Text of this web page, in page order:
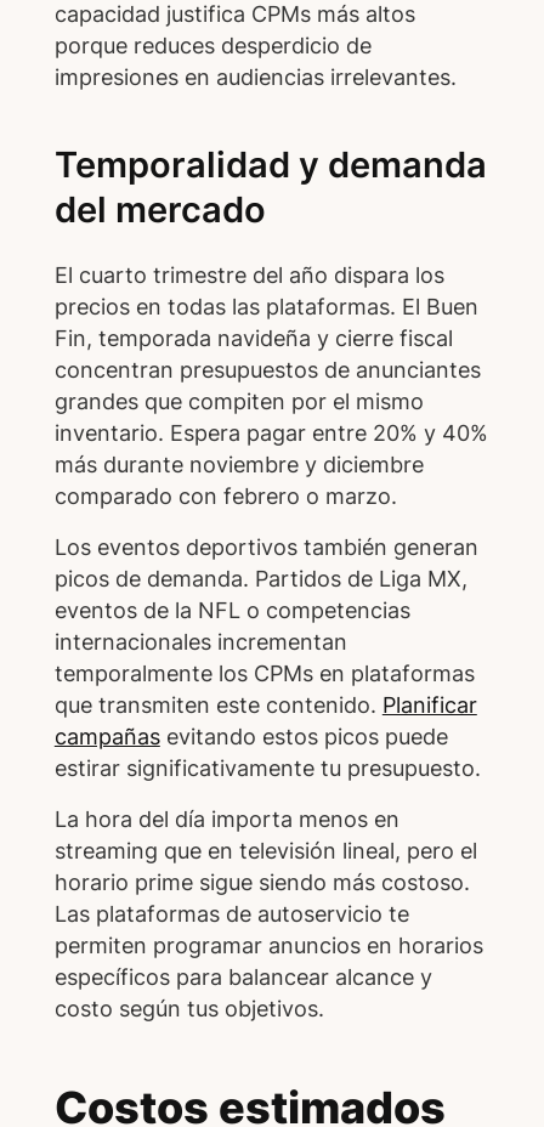
capacidad justifica CPMs más altos
porque reduces desperdicio de
impresiones en audiencias irrelevantes.
Temporalidad y demanda
del mercado
El cuarto trimestre del año dispara los
precios en todas las plataformas. El Buen
Fin, temporada navideña y cierre fiscal
concentran presupuestos de anunciantes
grandes que compiten por el mismo
inventario. Espera pagar entre 20% y 40%
más durante noviembre y diciembre
comparado con febrero o marzo.
Los eventos deportivos también generan
picos de demanda. Partidos de Liga MX,
eventos de la NFL o competencias
internacionales incrementan
temporalmente los CPMs en plataformas
que transmiten este contenido. Planificar
campañasevitando estos picos puede
estirar significativamente tu presupuesto.
La hora del día importa menos en
streaming que en televisión lineal, pero el
horario prime sigue siendo más costoso.
Las plataformas de autoservicio te
permiten programar anuncios en horarios
específicos para balancear alcance y
costo según tus objetivos.
Costos estimados